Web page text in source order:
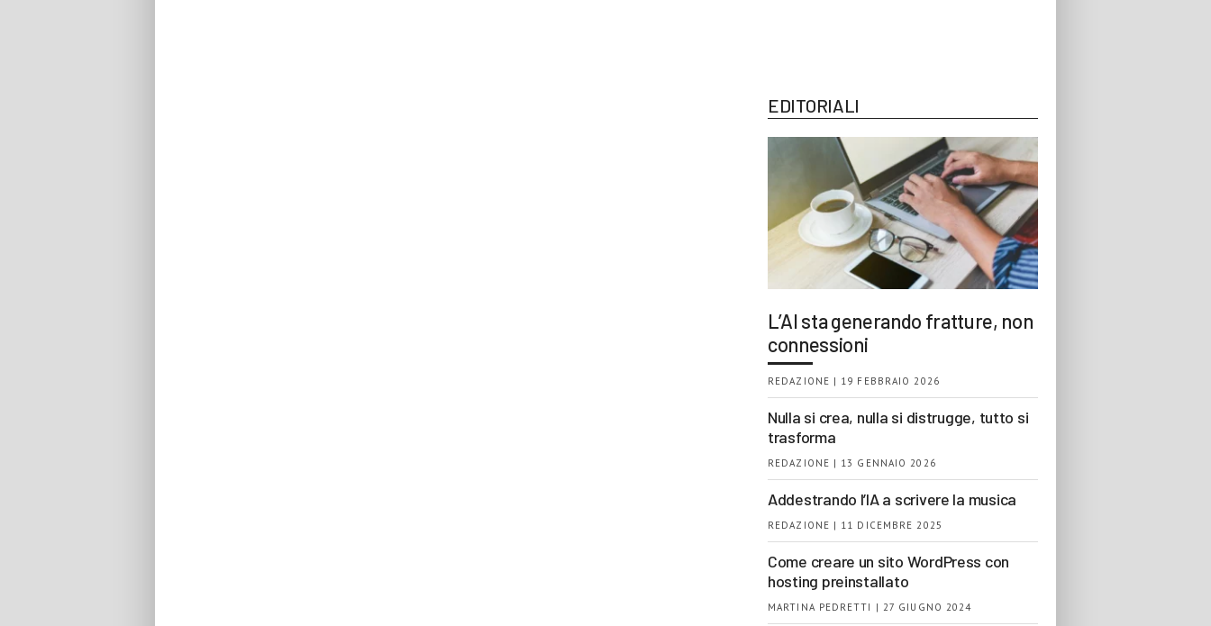
EDITORIALI
L’AI sta generando fratture, non
connessioni
REDAZIONE | 19 FEBBRAIO 2026
Nulla si crea, nulla si distrugge, tutto si
trasforma
REDAZIONE | 13 GENNAIO 2026
Addestrando l’IA a scrivere la musica
REDAZIONE | 11 DICEMBRE 2025
Come creare un sito WordPress con
hosting preinstallato
MARTINA PEDRETTI | 27 GIUGNO 2024